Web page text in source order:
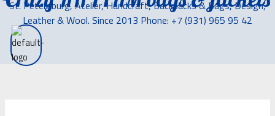
St. Petersburg, Atelier, Handcraft, Backpacks & Bags, Design,
Leather & Wool. Since 2013 Phone: +7 (931) 965 95 42